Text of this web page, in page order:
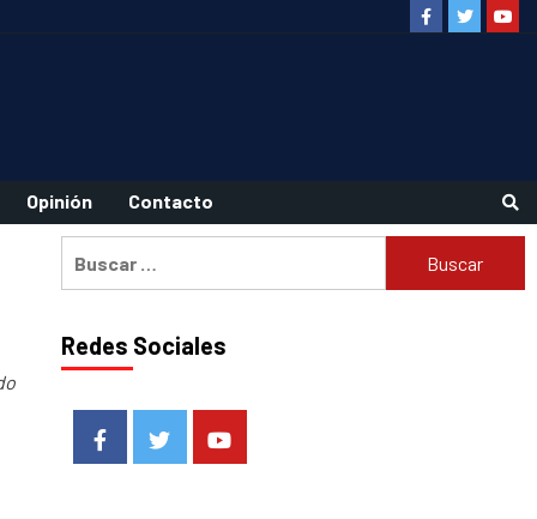
FacebookTwitter
Opinión Contacto
Redes Sociales
FacebookTwitterYoutube